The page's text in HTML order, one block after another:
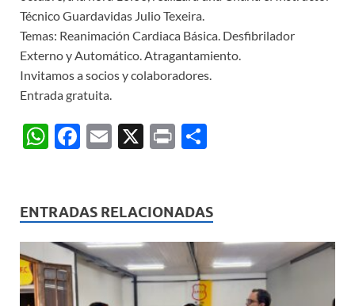
Técnico Guardavidas Julio Texeira.
Temas: Reanimación Cardiaca Básica. Desfibrilador
Externo y Automático. Atragantamiento.
Invitamos a socios y colaboradores.
Entrada gratuita.
W
s
A
p
p
F
b
o
o
E
X
P
p
ar
ti
r
ENTRADAS RELACIONADAS